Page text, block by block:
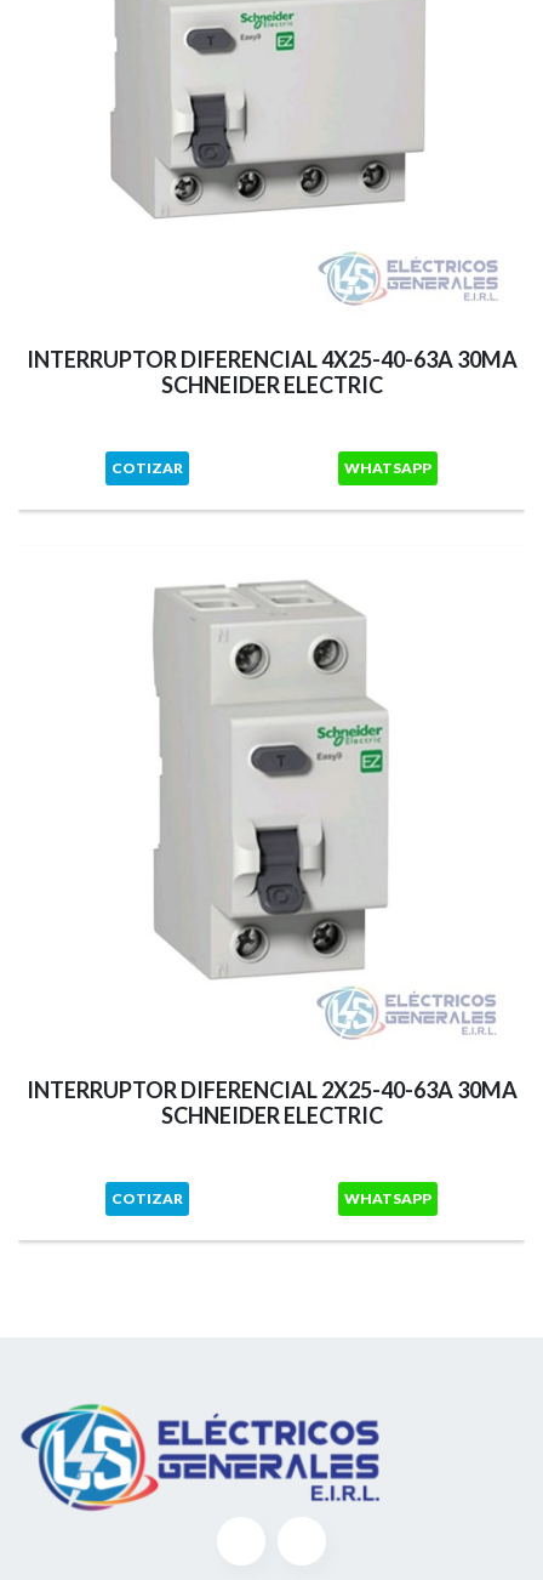
INTERRUPTOR DIFERENCIAL 4X25-40-63A 30MA
SCHNEIDER ELECTRIC
COTIZAR WHATSAPP
INTERRUPTOR DIFERENCIAL 2X25-40-63A 30MA
SCHNEIDER ELECTRIC
COTIZAR WHATSAPP